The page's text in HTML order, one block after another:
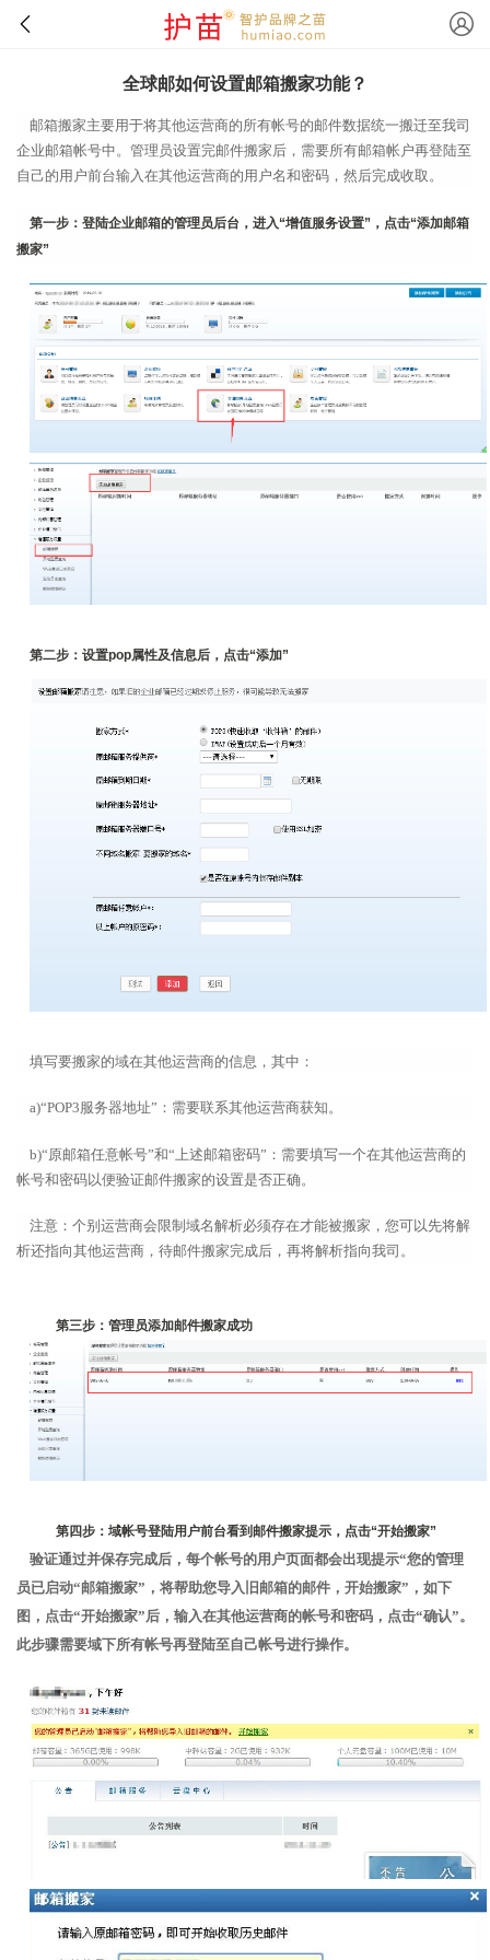
全球邮如何设置邮箱搬家功能？
邮箱搬家主要用于将其他运营商的所有帐号的邮件数据统一搬迁至我司
企业邮箱帐号中。管理员设置完邮件搬家后，需要所有邮箱帐户再登陆至
自己的用户前台输入在其他运营商的用户名和密码，然后完成收取。
第一步：登陆企业邮箱的管理员后台，进入“增值服务设置”，点击“添加邮箱
搬家”
第二步：设置pop属性及信息后，点击“添加”
填写要搬家的域在其他运营商的信息，其中：
a)“POP3服务器地址”：需要联系其他运营商获知。
b)“原邮箱任意帐号”和“上述邮箱密码”：需要填写一个在其他运营商的
帐号和密码以便验证邮件搬家的设置是否正确。
注意：个别运营商会限制域名解析必须存在才能被搬家，您可以先将解
析还指向其他运营商，待邮件搬家完成后，再将解析指向我司。
第三步：管理员添加邮件搬家成功
第四步：域帐号登陆用户前台看到邮件搬家提示，点击“开始搬家”
验证通过并保存完成后，每个帐号的用户页面都会出现提示“您的管理
员已启动“邮箱搬家”，将帮助您导入旧邮箱的邮件，开始搬家”，如下
图，点击“开始搬家”后，输入在其他运营商的帐号和密码，点击“确认”。
此步骤需要域下所有帐号再登陆至自己帐号进行操作。